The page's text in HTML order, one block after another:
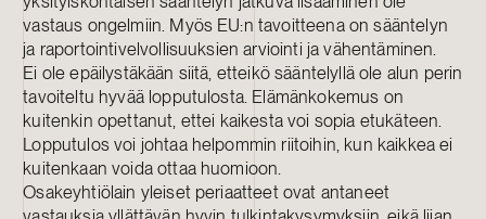
vastaus ongelmiin. Myös EU:n tavoitteena on sääntelyn
ja raportointivelvollisuuksien arviointi ja vähentäminen.
Ei ole epäilystäkään siitä, etteikö sääntelyllä ole alun perin
tavoiteltu hyvää lopputulosta. Elämänkokemus on
kuitenkin opettanut, ettei kaikesta voi sopia etukäteen.
Lopputulos voi johtaa helpommin riitoihin, kun kaikkea ei
kuitenkaan voida ottaa huomioon.
Osakeyhtiölain yleiset periaatteet ovat antaneet